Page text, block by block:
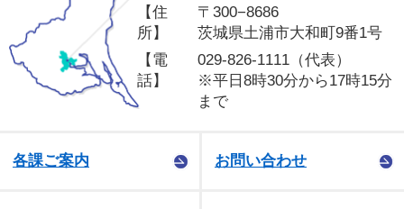
【住
所】
〒300−8686
茨城県土浦市大和町9番1号
【電
話】
029-826-1111（代表）
※平日8時30分から17時15分
まで
各課ご案内 お問い合わせ